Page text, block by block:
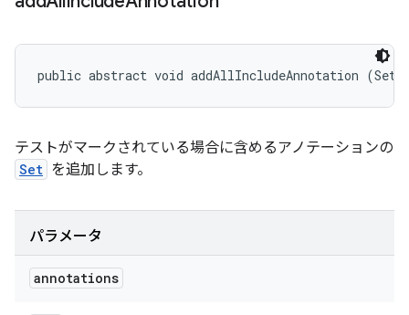
public abstract void addAllIncludeAnnotation
テストがマークされている場合に含めるアノテーションの
Set を追加します。
パラメータ
annotations